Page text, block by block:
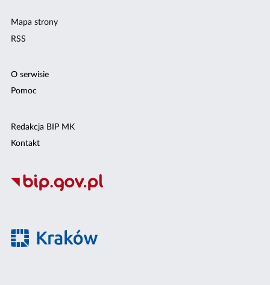
Mapa strony
RSS
O serwisie
Pomoc
Redakcja BIP MK
Kontakt